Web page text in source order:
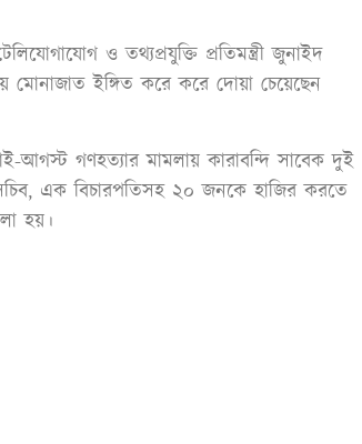
ও তথ্যপ্রযুক্তি প্রতিমন্ত্রী জুনাইদ
ইঙ্গিত করে করে দোয়া চেয়েছেন
আগস্ট গণহত্যার মামলায় কারাবন্দি সাবেক দুই
এক বিচারপতিসহ ২০ জনকে হাজির করতে
হয়।